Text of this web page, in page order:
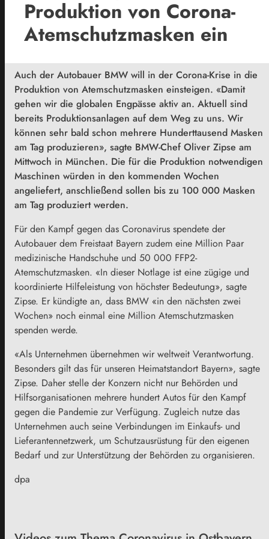
Produktion von Corona-
Atemschutzmasken ein
Auch der Autobauer BMW will in der Corona-Krise in die
Produktion von Atemschutzmasken einsteigen. «Damit
gehen wir die globalen Engpässe aktiv an. Aktuell sind
bereits Produktionsanlagen auf dem Weg zu uns. Wir
können sehr bald schon mehrere Hunderttausend Masken
am Tag produzieren», sagte BMW-Chef Oliver Zipse am
Mittwoch in München. Die für die Produktion notwendigen
Maschinen würden in den kommenden Wochen
angeliefert, anschließend sollen bis zu 100 000 Masken
am Tag produziert werden.
Für den Kampf gegen das Coronavirus spendete der
Autobauer dem Freistaat Bayern zudem eine Million Paar
medizinische Handschuhe und 50 000 FFP2-
Atemschutzmasken. «In dieser Notlage ist eine zügige und
koordinierte Hilfeleistung von höchster Bedeutung», sagte
Zipse. Er kündigte an, dass BMW «in den nächsten zwei
Wochen» noch einmal eine Million Atemschutzmasken
spenden werde.
«Als Unternehmen übernehmen wir weltweit Verantwortung.
Besonders gilt das für unseren Heimatstandort Bayern», sagte
Zipse. Daher stelle der Konzern nicht nur Behörden und
Hilfsorganisationen mehrere hundert Autos für den Kampf
gegen die Pandemie zur Verfügung. Zugleich nutze das
Unternehmen auch seine Verbindungen im Einkaufs- und
Lieferantennetzwerk, um Schutzausrüstung für den eigenen
Bedarf und zur Unterstützung der Behörden zu organisieren.
dpa